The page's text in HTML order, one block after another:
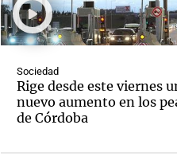
Sociedad
Rige desde este viernes
nuevo aumento en los
de Córdoba
Notas